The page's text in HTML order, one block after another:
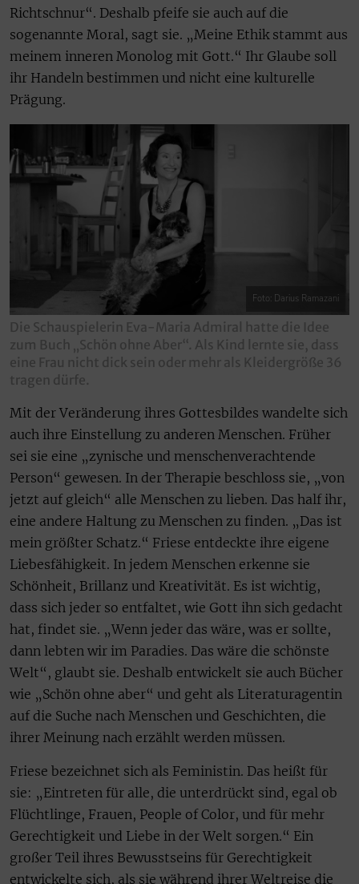
Richtschnur“. Deshalb pfeife sie auch auf die
sogenannte Moral, sagt sie. „Meine Ethik stammt aus
meinem inneren Monolog mit Gott.“ Ihr Glaube soll
ihr Handeln bestimmen und nicht eine kulturelle
Prägung.
Foto: Darius Ramazani
Die Schauspielerin Eva-Maria Admiral hatte die Idee
zum Buch „Schön ohne Aber“. Als Kind lernte sie, dass
eine Frau nicht dick sein oder mehr als Kleidergröße 36
tragen dürfe.
Mit der Veränderung ihres Gottesbildes wandelte sich
auch ihre Einstellung zu anderen Menschen. Früher
sei sie eine „zynische und menschenverachtende
Person“ gewesen. In der Therapie beschloss sie, „von
jetzt auf gleich“ alle Menschen zu lieben. Das half ihr,
eine andere Haltung zu Menschen zu finden. „Das ist
mein größter Schatz.“ Friese entdeckte ihre eigene
Liebesfähigkeit. In jedem Menschen erkenne sie
Schönheit, Brillanz und Kreativität. Es ist wichtig,
dass sich jeder so entfaltet, wie Gott ihn sich gedacht
hat, findet sie. „Wenn jeder das wäre, was er sollte,
dann lebten wir im Paradies. Das wäre die schönste
Welt“, glaubt sie. Deshalb entwickelt sie auch Bücher
wie „Schön ohne aber“ und geht als Literaturagentin
auf die Suche nach Menschen und Geschichten, die
ihrer Meinung nach erzählt werden müssen.
Friese bezeichnet sich als Feministin. Das heißt für
sie: „Eintreten für alle, die unterdrückt sind, egal ob
Flüchtlinge, Frauen, People of Color, und für mehr
Gerechtigkeit und Liebe in der Welt sorgen.“ Ein
großer Teil ihres Bewusstseins für Gerechtigkeit
entwickelte sich, als sie während ihrer Weltreise die